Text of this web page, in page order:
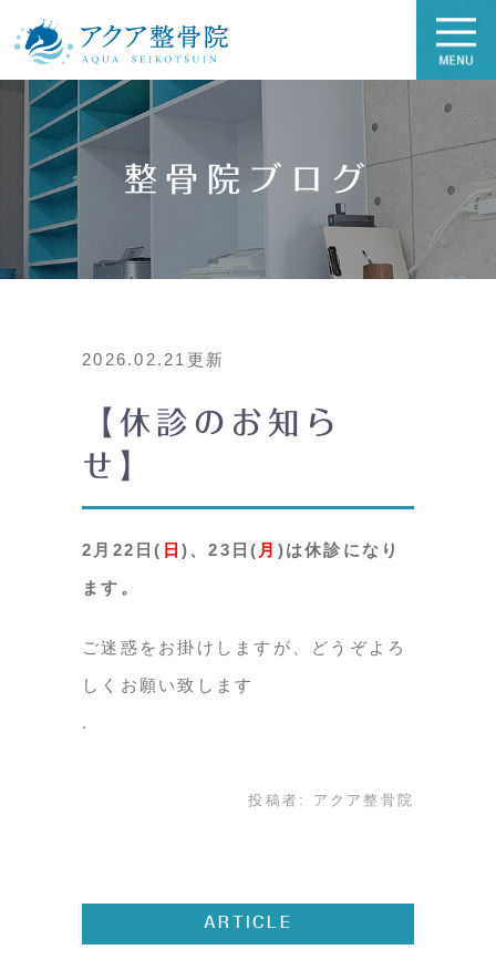
整骨院ブログ
2026.02.21更新
【休診のお知ら
せ】
2月22日( 日 )、23日( 月 )は休診になり
ます。
ご迷惑をお掛けしますが、どうぞよろ
しくお願い致します
投稿者: アクア整骨院
ARTICLE